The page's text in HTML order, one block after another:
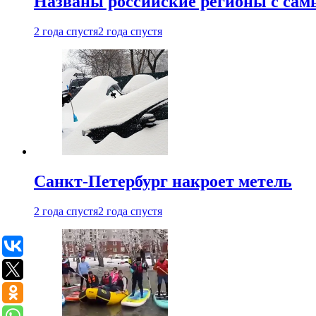
2 года спустя2 года спустя
Санкт-Петербург накроет метель
2 года спустя2 года спустя